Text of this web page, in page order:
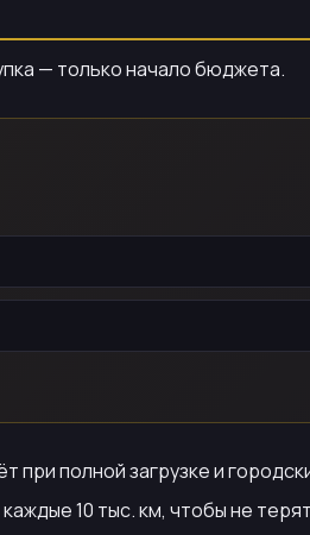
— только начало бюджета.
при полной загрузке и
10 тыс. км, чтобы не